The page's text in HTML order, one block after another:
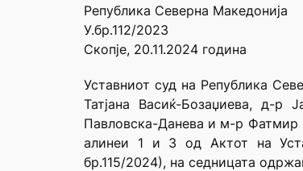
Република Северна Македонија
У.бр.112/2023
Скопје, 20.11.2024 година
Уставниот суд на Република
Татјана Васиќ-Бозаџиева, д-р
Павловска-Данева и м-р Фатмир
алинеи 1 и 3 од Актот на
бр.115/2024), на седницата